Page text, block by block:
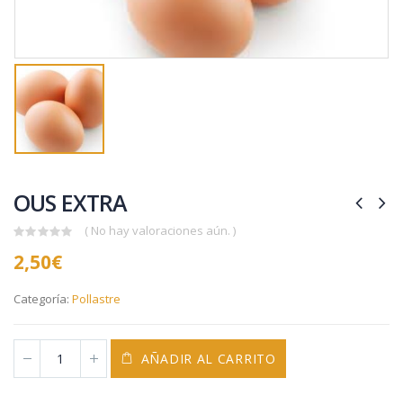
OUS EXTRA
out
of
( No hay valoraciones aún. )
2,50€
Categoría: Pollastre
AÑADIR AL CARRITO